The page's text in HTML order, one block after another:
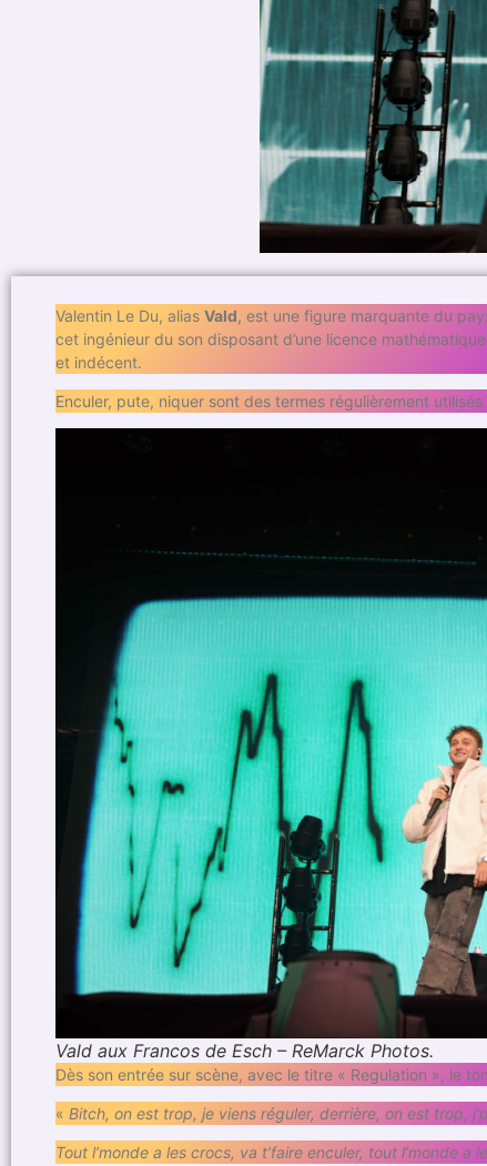
Valentin Le Du, alias Vald, est une figure marquante du
cet ingénieur du son disposant d’une licence
et indécent.
Enculer, pute, niquer sont des termes régulièrement
Vald aux Francos de Esch – ReMarck Photos.
Dès son entrée sur scène, avec le titre « Regulation », le
« Bitch, on est trop, je viens réguler, derrière, on est trop,
Tout l’monde a les crocs, va t’faire enculer, tout l’monde a